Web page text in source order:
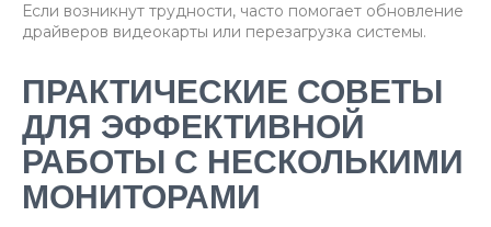
Если возникнут трудности, часто помогает обновление
драйверов видеокарты или перезагрузка системы.
ПРАКТИЧЕСКИЕ СОВЕТЫ
ДЛЯ ЭФФЕКТИВНОЙ
РАБОТЫ С НЕСКОЛЬКИМИ
МОНИТОРАМИ